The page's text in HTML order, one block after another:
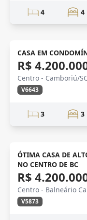
4 4
CASA EM
R$
Centro - Camboriú/SC
V6643
3 3
VENDA
ÓTIMA CASA DE
NO CENTRO DE BC
R$
Centro - Balneário
V5873